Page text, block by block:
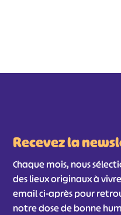
Recevez la
Chaque mois, nous
des lieux originaux à
email ci-après pour
notre dose de bonne